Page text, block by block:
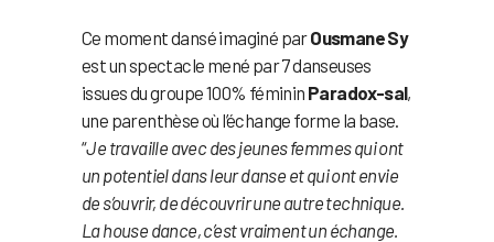
Ce moment dansé imaginé parOusmane Sy
est un spectacle mené par 7 danseuses
issues du groupe 100% féminin Paradox-sal,
une parenthèse où l’échange forme la base.
“Je travaille avec des jeunes femmes qui ont
un potentiel dans leur danse et qui ont envie
de s’ouvrir, de découvrir une autre technique.
La house dance, c’est vraiment un échange.